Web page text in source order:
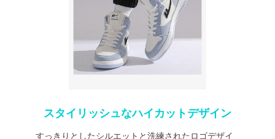
スタイリッシュなハイカットデザイン
すっきりとしたシルエットと洗練されたロゴデザイ